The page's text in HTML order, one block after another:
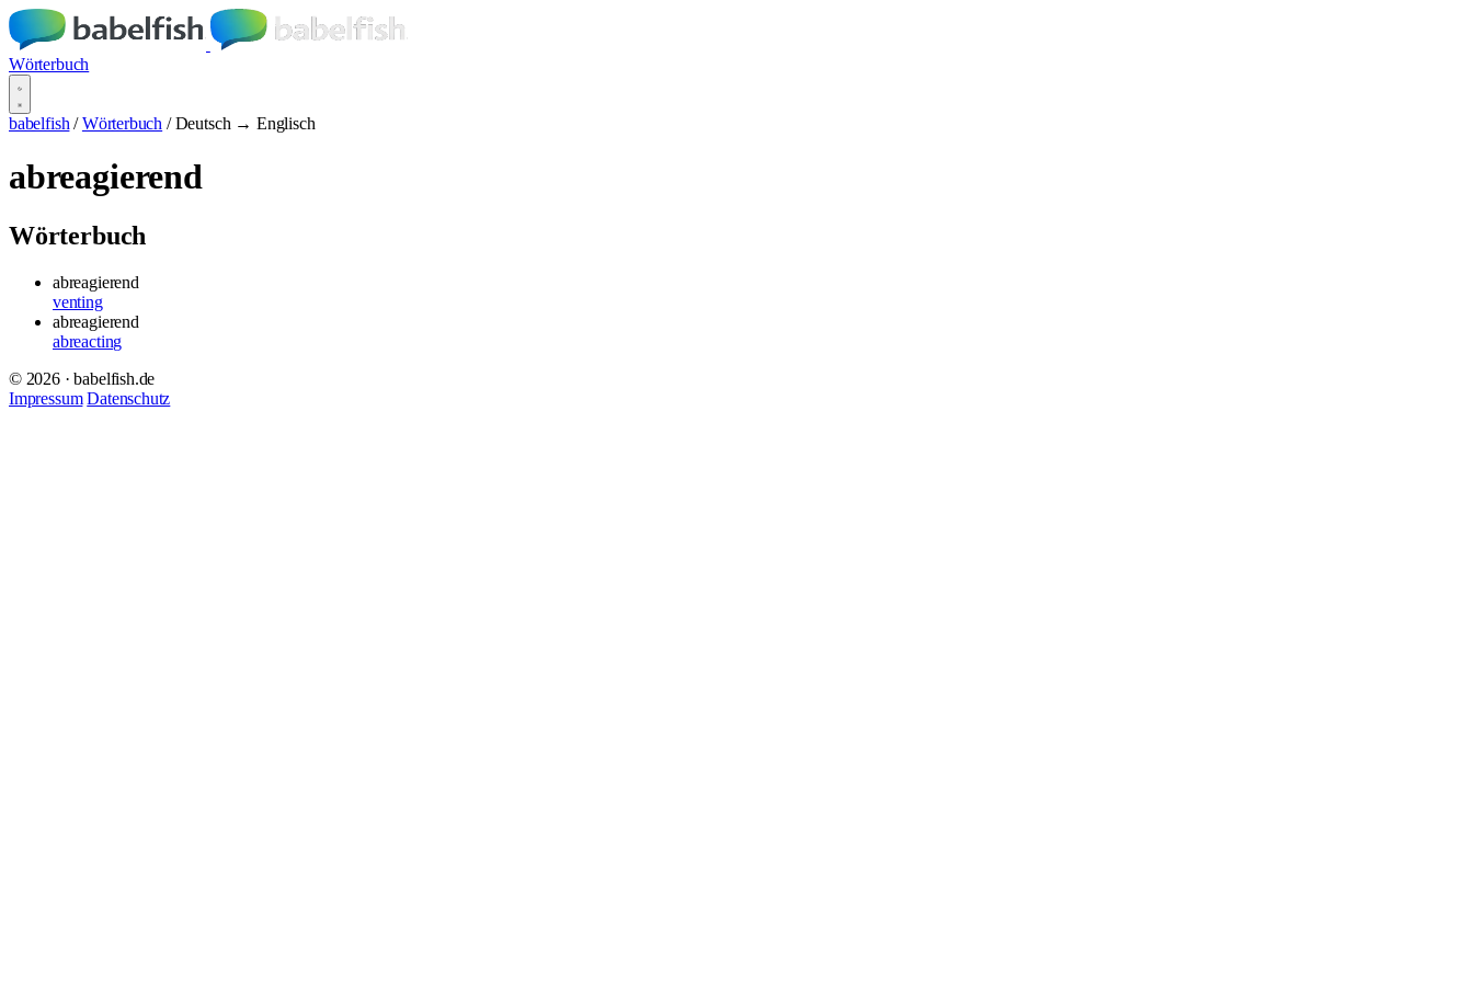
Wörterbuch
babelfish / Wörterbuch / Deutsch → Englisch
abreagierend
Wörterbuch
abreagierend
venting
abreagierend
abreacting
© 2026 · babelfish.de
Impressum Datenschutz